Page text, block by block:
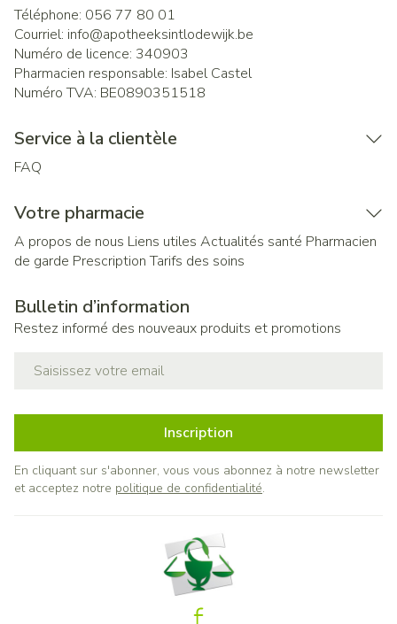
Téléphone: 056 77 80 01
Courriel: info@apotheeksintlodewijk.be
Numéro de licence: 340903
Pharmacien responsable: Isabel Castel
Numéro TVA: BE0890351518
Service à la clientèle
FAQ
Votre pharmacie
A propos de nous Liens utiles Actualités santé Pharmacien
de garde Prescription Tarifs des soins
Bulletin d’information
Restez informé des nouveaux produits et promotions
Inscription
En cliquant sur s'abonner, vous vous abonnez à notre newsletter
et acceptez notre politique de confidentialité.